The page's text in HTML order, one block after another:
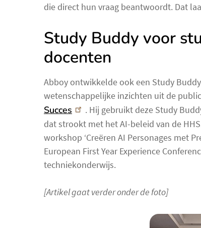
die direct hun vraag beantwoordt. Dat
Study Buddy voor
docenten
Abboy ontwikkelde ook een Study
wetenschappelijke inzichten uit de
Succes
. Hij gebruikt deze Study
dat strookt met het AI-beleid van de
workshop ‘Creëren AI Personages met
European First Year Experience
techniekonderwijs.
[Artikel gaat verder onder de foto]